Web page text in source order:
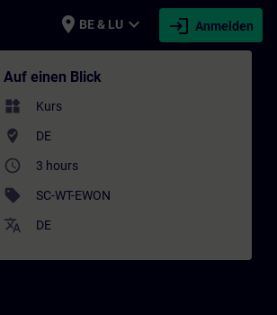
place BE & LU expand_more login Anmelden
| SITRAIN
Auf einen Blick
widgets Kurs
where_to_vote DE
access_time 3 hours
sell SC-WT-EWON
translate DE